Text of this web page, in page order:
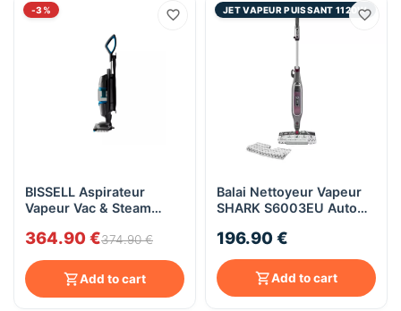
-3%
BISSELL Aspirateur
Vapeur Vac & Steam
364.90 €374.90 €
Add to cart
JET VAPEUR PUISSANT 1120W
Balai Nettoyeur Vapeur
SHARK S6003EU Auto
196.90 €
Add to cart